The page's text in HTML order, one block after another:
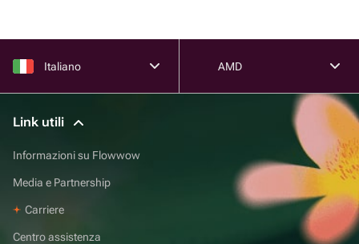
Italiano AMD
Link utili
Informazioni su Flowwow
Media e Partnership
Carriere
Centro assistenza